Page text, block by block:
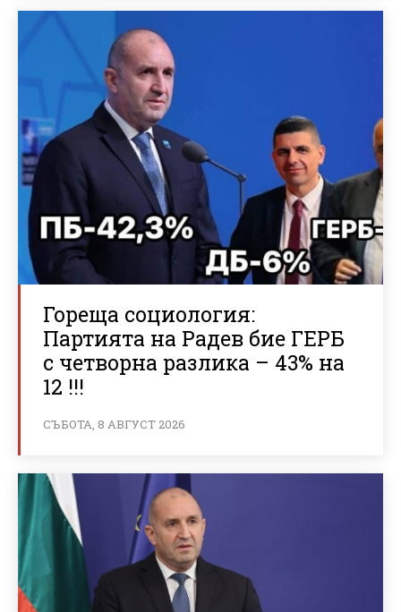
Гореща социология:
Партията на Радев бие ГЕРБ
с четворна разлика – 43% на
12 !!!
СЪБОТА, 8 АВГУСТ 2026